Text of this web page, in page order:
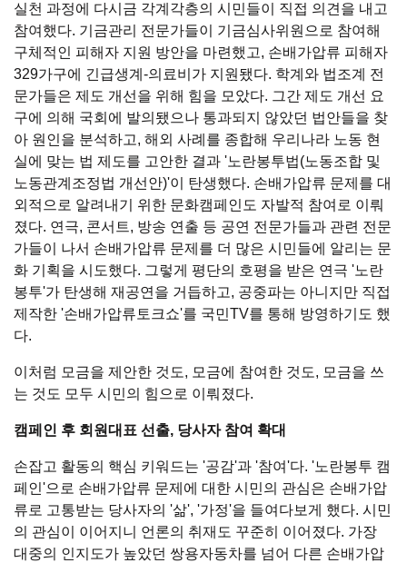
실천 과정에 다시금 각계각층의 시민들이 직접 의견을 내고
참여했다. 기금관리 전문가들이 기금심사위원으로 참여해
구체적인 피해자 지원 방안을 마련했고, 손배가압류 피해자
329가구에 긴급생계-의료비가 지원됐다. 학계와 법조계 전
문가들은 제도 개선을 위해 힘을 모았다. 그간 제도 개선 요
구에 의해 국회에 발의됐으나 통과되지 않았던 법안들을 찾
아 원인을 분석하고, 해외 사례를 종합해 우리나라 노동 현
실에 맞는 법 제도를 고안한 결과 '노란봉투법(노동조합 및
노동관계조정법 개선안)'이 탄생했다. 손배가압류 문제를 대
외적으로 알려내기 위한 문화캠페인도 자발적 참여로 이뤄
졌다. 연극, 콘서트, 방송 연출 등 공연 전문가들과 관련 전문
가들이 나서 손배가압류 문제를 더 많은 시민들에 알리는 문
화 기획을 시도했다. 그렇게 평단의 호평을 받은 연극 '노란
봉투'가 탄생해 재공연을 거듭하고, 공중파는 아니지만 직접
제작한 '손배가압류토크쇼'를 국민TV를 통해 방영하기도 했
다.
이처럼 모금을 제안한 것도, 모금에 참여한 것도, 모금을 쓰
는 것도 모두 시민의 힘으로 이뤄졌다.
캠페인 후 회원대표 선출, 당사자 참여 확대
손잡고 활동의 핵심 키워드는 '공감'과 '참여'다. '노란봉투 캠
페인'으로 손배가압류 문제에 대한 시민의 관심은 손배가압
류로 고통받는 당사자의 '삶', '가정'을 들여다보게 했다. 시민
의 관심이 이어지니 언론의 취재도 꾸준히 이어졌다. 가장
대중의 인지도가 높았던 쌍용자동차를 넘어 다른 손배가압